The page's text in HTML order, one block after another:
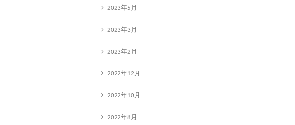
2023年5月
2023年3月
2023年2月
2022年12月
2022年10月
2022年8月